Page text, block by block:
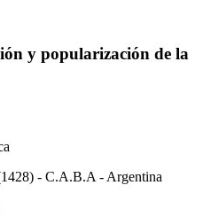
y popularización de la
- C.A.B.A - Argentina